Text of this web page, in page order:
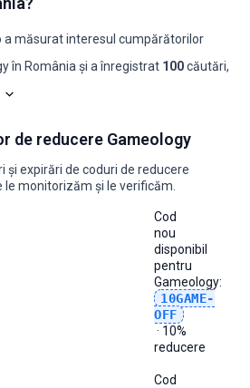
- 0
- 0
- 0
- 0
10% 0
a măsurat interesul cumpărătorilor
în România și a înregistrat 100căutări,
mai iun. iul. aug. sept. oct.
10 10 0 10 10
0 10 10 0 10 10
0 10 10 0 10 -
de reducere Gameology
și expirări de coduri de reducere
le monitorizăm și le verificăm.
Cod
nou
disponibil
pentru
Gameology:
10GAME-
OFF
· 10%
reducere
Cod